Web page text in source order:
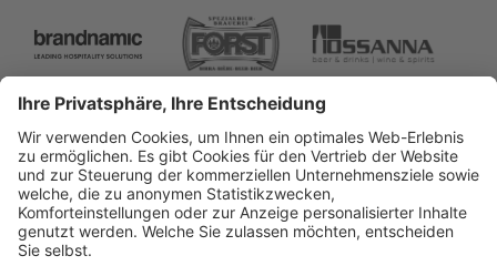
Brixen Tourismus
Privacy
Impressum
Förderungen